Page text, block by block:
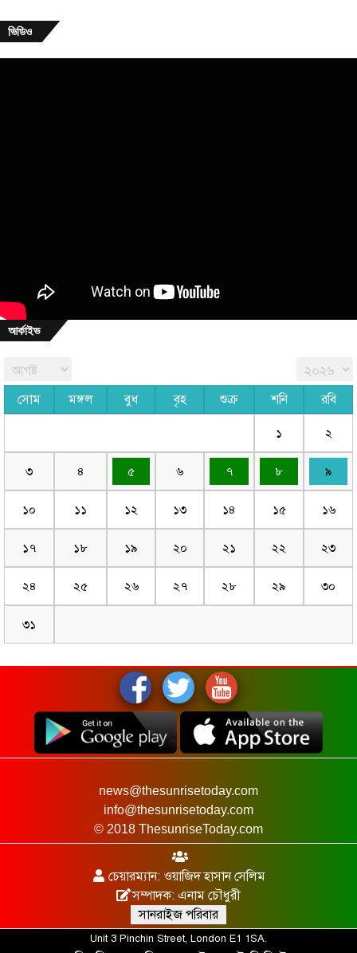
ভিডিও
আর্কাইভ
সোম মঙ্গল বুধ বৃহ শুক্র শনি রবি
১ ২
৩ ৪ ৫ ৬ ৭ ৮ ৯
১০ ১১ ১২ ১৩ ১৪ ১৫ ১৬
১৭ ১৮ ১৯ ২০ ২১ ২২ ২৩
২৪ ২৫ ২৬ ২৭ ২৮ ২৯ ৩০
৩১
news@thesunrisetoday.com
info@thesunrisetoday.com
© 2018 ThesunriseToday.com
চেয়ারম্যান: ওয়াজিদ হাসান সেলিম
সম্পাদক: এনাম চৌধুরী
সানরাইজ পরিবার
Unit 3 Pinchin Street, London E1 1SA.